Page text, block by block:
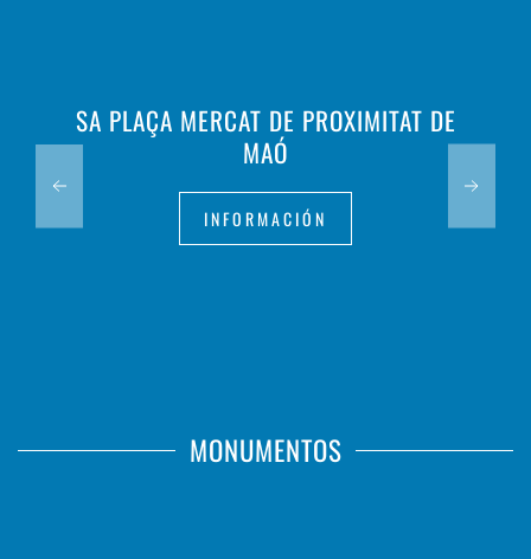
SA PLAÇA MERCAT DE PROXIMITAT DE
MAÓ
INFORMACIÓN
MONUMENTOS